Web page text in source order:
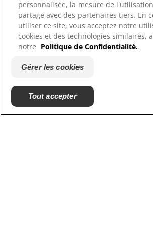
Hill's Vet
Carrières
personnalisée, la mesure de
partage avec des partenaires tiers. En
utiliser ce site, vous acceptez notre
cookies et des technologies similaires,
notre Politique de Confidentialité.
Gérer les cookies
Tout accepter